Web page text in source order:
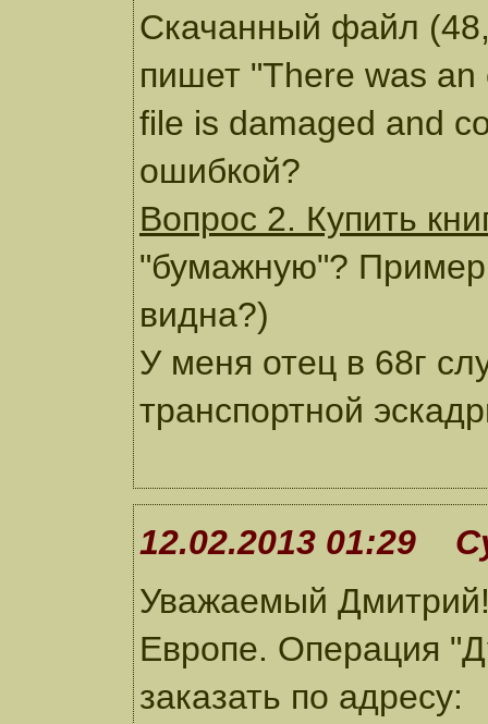
Скачанный файл
пишет "There was
file is damaged and
ошибкой?
Вопрос 2. Купить
"бумажную"?
видна?)
У меня отец в 68г
транспортной
12.02.2013 01:29
Уважаемый
Европе. Операция
заказать по адресу: